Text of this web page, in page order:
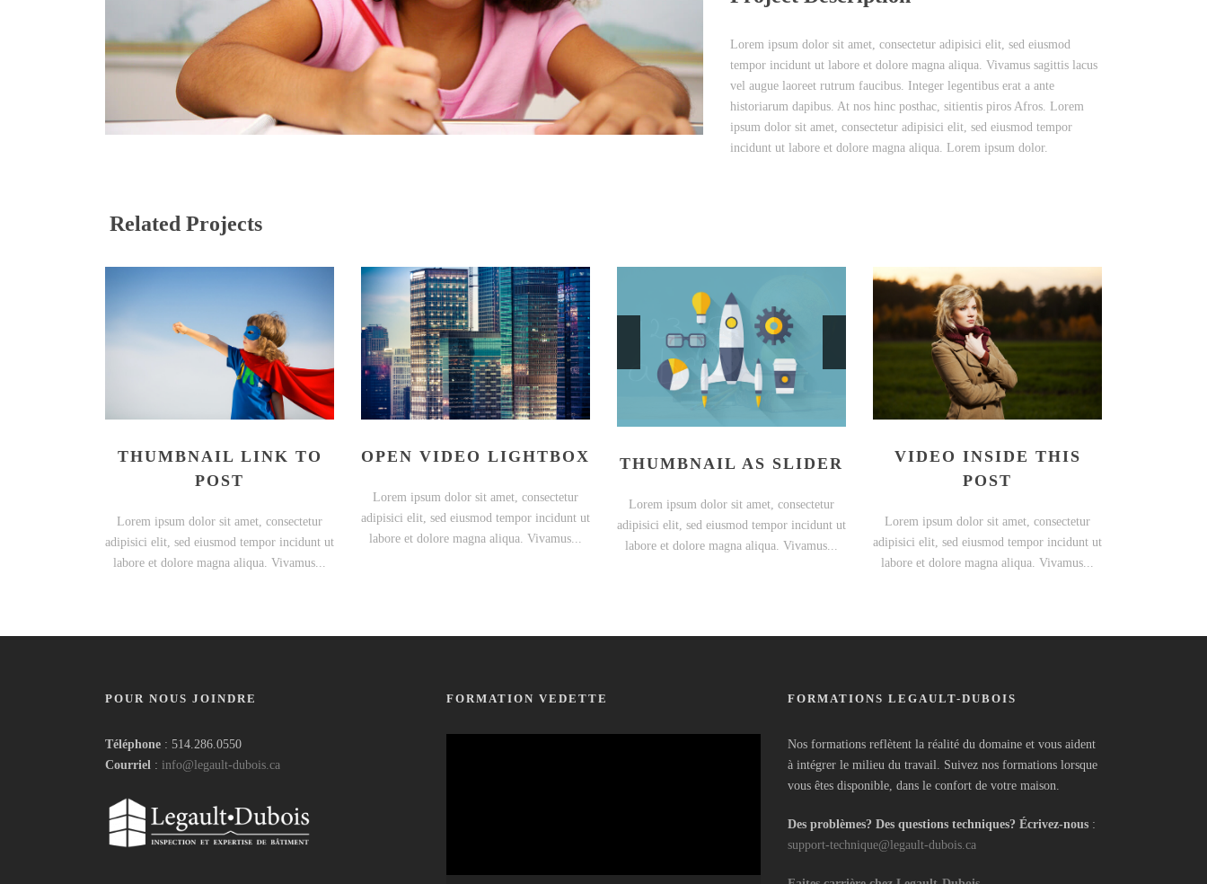
Lorem ipsum dolor sit amet, consectetur adipisici elit, sed eiusmod
tempor incidunt ut labore et dolore magna aliqua. Vivamus sagittis lacus
vel augue laoreet rutrum faucibus. Integer legentibus erat a ante
historiarum dapibus. At nos hinc posthac, sitientis piros Afros. Lorem
ipsum dolor sit amet, consectetur adipisici elit, sed eiusmod tempor
incidunt ut labore et dolore magna aliqua. Lorem ipsum dolor.
Related Projects
THUMBNAIL LINK TO
POST
Lorem ipsum dolor sit amet, consectetur
adipisici elit, sed eiusmod tempor incidunt ut
labore et dolore magna aliqua. Vivamus...
OPEN VIDEO LIGHTBOX
Lorem ipsum dolor sit amet, consectetur
adipisici elit, sed eiusmod tempor incidunt ut
labore et dolore magna aliqua. Vivamus...
THUMBNAIL AS SLIDER
Lorem ipsum dolor sit amet, consectetur
adipisici elit, sed eiusmod tempor incidunt ut
labore et dolore magna aliqua. Vivamus...
VIDEO INSIDE THIS
POST
Lorem ipsum dolor sit amet, consectetur
adipisici elit, sed eiusmod tempor incidunt ut
labore et dolore magna aliqua. Vivamus...
POUR NOUS JOINDRE
Téléphone : 514.286.0550
Courriel : info@legault-dubois.ca
FORMATION VEDETTE FORMATIONS LEGAULT-DUBOIS
Nos formations reflètent la réalité du domaine et vous aident
à intégrer le milieu du travail. Suivez nos formations lorsque
vous êtes disponible, dans le confort de votre maison.
Des problèmes? Des questions techniques? Écrivez-nous:
support-technique@legault-dubois.ca